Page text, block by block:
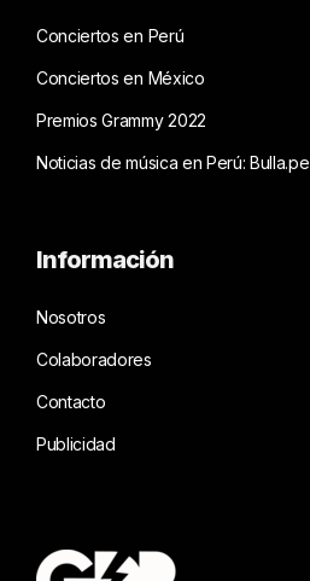
Conciertos en Perú
Conciertos en México
Premios Grammy 2022
Noticias de música en Perú: Bulla.pe
Información
Nosotros
Colaboradores
Contacto
Publicidad